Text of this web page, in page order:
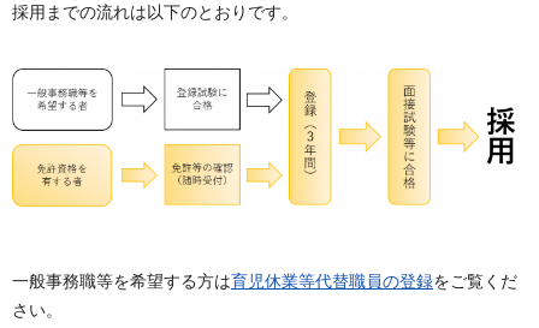
採用までの流れは以下のとおりです。
一般事務職等を希望する方は育児休業等代替職員の登録をご覧くだ
さい。